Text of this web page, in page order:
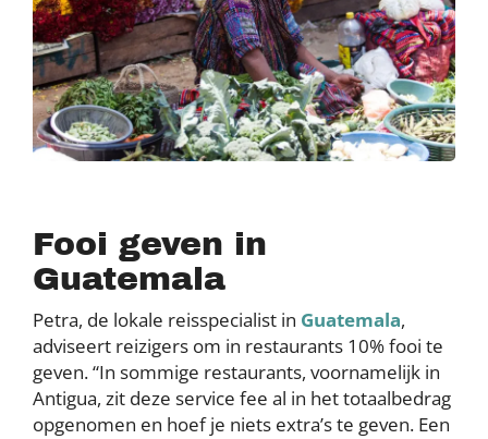
Fooi geven in
Guatemala
Petra, de lokale reisspecialist in Guatemala,
adviseert reizigers om in restaurants 10% fooi te
geven. “In sommige restaurants, voornamelijk in
Antigua, zit deze service fee al in het totaalbedrag
opgenomen en hoef je niets extra’s te geven. Een